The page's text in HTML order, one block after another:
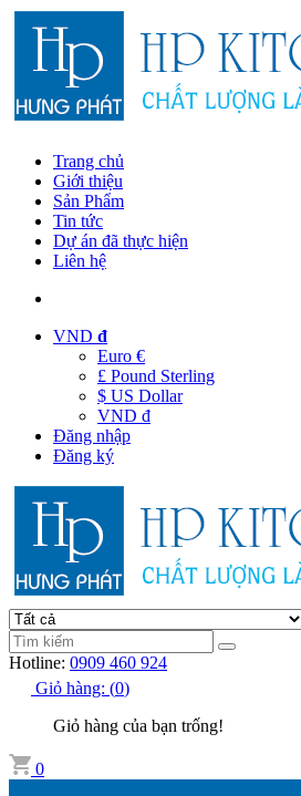
Trang chủ
Giới thiệu
Sản Phẩm
Tin tức
Dự án đã thực hiện
Liên hệ
VND đ
Euro €
£ Pound Sterling
$ US Dollar
VND đ
Đăng nhập
Đăng ký
Hotline: 0909 460 924
Giỏ hàng: (0)
Giỏ hàng của bạn trống!
0